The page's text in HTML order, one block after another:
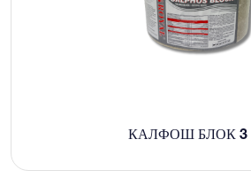
КАЛФОШ БЛОК 3